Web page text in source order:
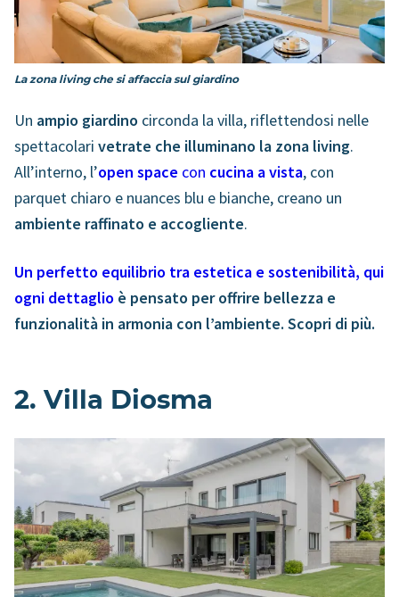
La zona living che si affaccia sul giardino
Un ampio giardino circonda la villa, riflettendosi nelle
spettacolari vetrate che illuminano la zona living.
All’interno, l’open space con cucina a vista, con
parquet chiaro e nuances blu e bianche, creano un
ambiente raffinato e accogliente.
Un perfetto equilibrio tra estetica e sostenibilità, qui
ogni dettaglio è pensato per offrire bellezza e
funzionalità in armonia con l’ambiente. Scopri di più.
2. Villa Diosma